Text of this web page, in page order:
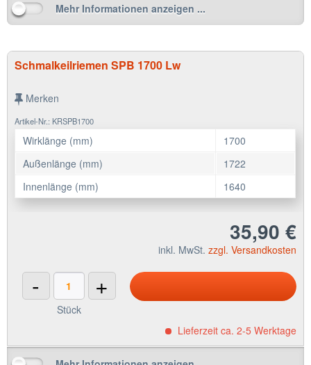
Mehr Informationen anzeigen ...
Schmalkeilriemen SPB 1700 Lw
Merken
Artikel-Nr.: KRSPB1700
Wirklänge (mm)
1700
Außenlänge (mm)
1722
Innenlänge (mm)
1640
35,90 €
inkl. MwSt. zzgl. Versandkosten
- +
Stück
Lieferzeit ca. 2-5 Werktage